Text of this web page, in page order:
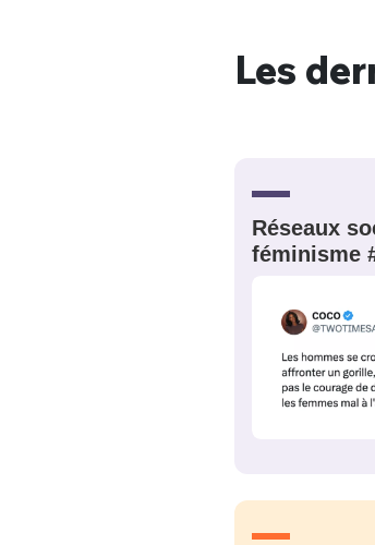
Les
Réseaux
féminisme
PSEUDO
PASSWORD*
VOTRE
Que